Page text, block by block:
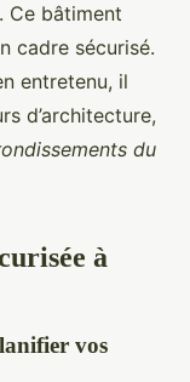
Ce bâtiment
cadre sécurisé.
entretenu, il
d’architecture,
du
à
vos